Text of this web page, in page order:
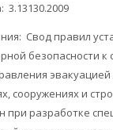
Свод правил
безопасности к
сооружениях и
при разработке